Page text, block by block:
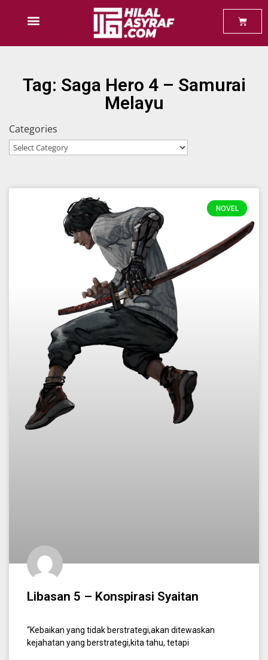
Tag: Saga Hero 4 – Samurai
Melayu
Categories
NOVEL
Libasan 5 – Konspirasi Syaitan
“Kebaikan yang tidak berstrategi,akan ditewaskan
kejahatan yang berstrategi,kita tahu, tetapi